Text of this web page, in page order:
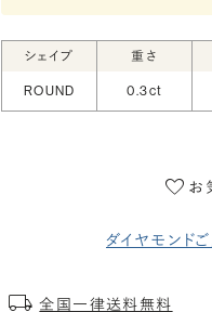
シェイプ 重さ
ROUND 0.3ct
お
ダイヤモンド
全国一律送料無料